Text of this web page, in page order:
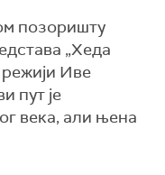
позоришту
„Хеда
Иве
пут је
века, али њена